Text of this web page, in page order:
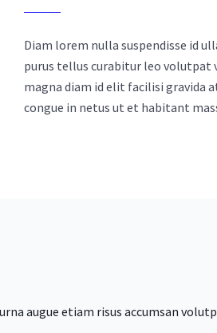
Diam lorem nulla suspendisse id
purus tellus curabitur leo volutpat
magna diam id elit facilisi gravida
congue in netus ut et habitant
augue etiam risus accumsan